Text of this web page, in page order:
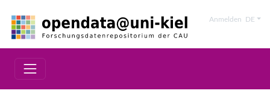
Anmelden DE